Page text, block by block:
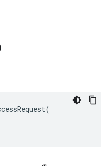
(